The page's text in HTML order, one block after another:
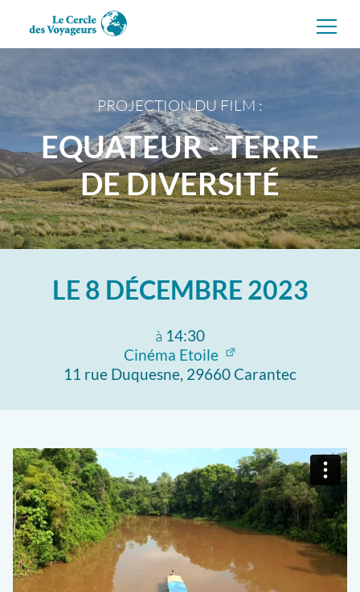
directement
contenu
PROJECTION DU FILM :
EQUATEUR - TERRE
DE DIVERSITÉ
LE 8 DÉCEMBRE 2023
à 14:30
Cinéma Etoile
11 rue Duquesne, 29660 Carantec